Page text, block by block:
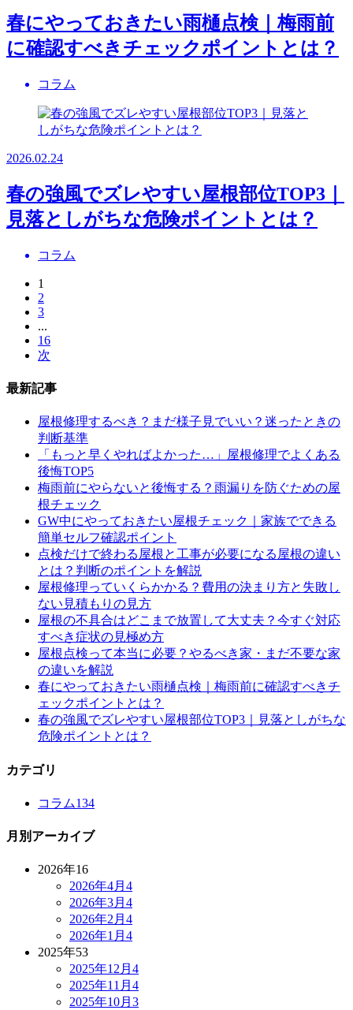
春にやっておきたい雨樋点検｜梅雨前
に確認すべきチェックポイントとは？
コラム
2026.02.24
春の強風でズレやすい屋根部位TOP3｜
見落としがちな危険ポイントとは？
コラム
1
2
3
...
16
次
最新記事
屋根修理するべき？まだ様子見でいい？迷ったときの
判断基準
「もっと早くやればよかった…」屋根修理でよくある
後悔TOP5
梅雨前にやらないと後悔する？雨漏りを防ぐための屋
根チェック
GW中にやっておきたい屋根チェック｜家族でできる
簡単セルフ確認ポイント
点検だけで終わる屋根と工事が必要になる屋根の違い
とは？判断のポイントを解説
屋根修理っていくらかかる？費用の決まり方と失敗し
ない見積もりの見方
屋根の不具合はどこまで放置して大丈夫？今すぐ対応
すべき症状の見極め方
屋根点検って本当に必要？やるべき家・まだ不要な家
の違いを解説
春にやっておきたい雨樋点検｜梅雨前に確認すべきチ
ェックポイントとは？
春の強風でズレやすい屋根部位TOP3｜見落としがちな
危険ポイントとは？
カテゴリ
コラム134
月別アーカイブ
2026年16
2026年4月 4
2026年3月 4
2026年2月 4
2026年1月 4
2025年53
2025年12月 4
2025年11月 4
2025年10月 3